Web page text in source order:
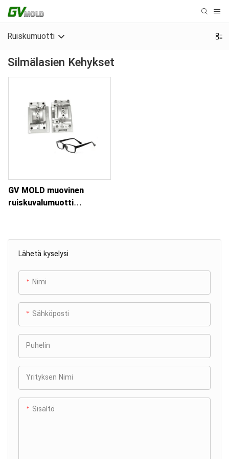
Ruiskumuotti
Silmälasien Kehykset
Lähetä kyselysi
Nimi
Sähköposti
Puhelin
Yrityksen Nimi
Sisältö
GV MOLD muovinen
ruiskuvalumuotti